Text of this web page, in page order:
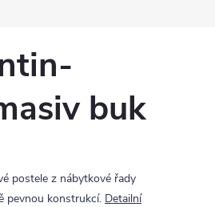
buk
postele z nábytkové řady
pevnou konstrukcí. Detailní